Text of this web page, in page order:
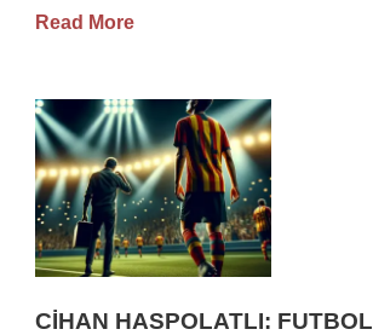
Read More
CIHAN HASPOLATLI: FUTBOL